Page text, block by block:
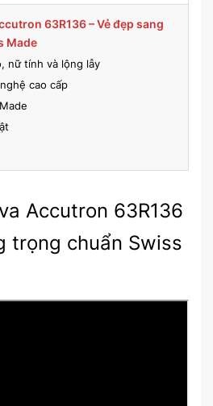
63R136 – Vẻ đẹp sang
Made
nữ tính và lộng lẫy
cao cấp
Accutron 63R136
trọng chuẩn Swiss